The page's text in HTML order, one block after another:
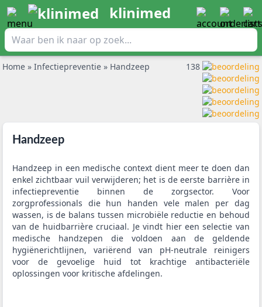
klinimed
Home » Infectiepreventie » Handzeep 138
Handzeep
Handzeep in een medische context dient meer te doen dan
enkel zichtbaar vuil verwijderen; het is de eerste barrière in
infectiepreventie binnen de zorgsector. Voor
zorgprofessionals die hun handen vele malen per dag
wassen, is de balans tussen microbiële reductie en behoud
van de huidbarrière cruciaal. Je vindt hier een selectie van
medische handzepen die voldoen aan de geldende
hygiënerichtlijnen, variërend van pH-neutrale reinigers
voor de gevoelige huid tot krachtige antibacteriële
oplossingen voor kritische afdelingen.